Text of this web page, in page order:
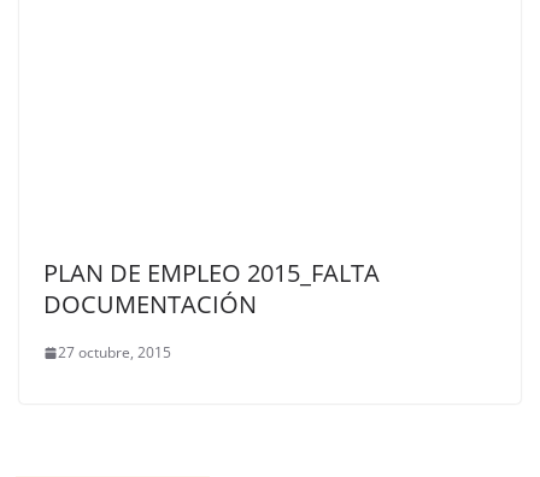
PLAN DE EMPLEO 2015_FALTA
DOCUMENTACIÓN
27 octubre, 2015